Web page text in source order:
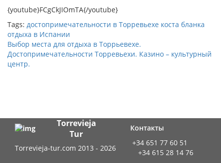
{youtube}FCgCkJIOmTA{/youtube}
Tags: достопримечательности в Торревьехе коста бланка
отдыха в Испании
Выбор места для отдыха в Торрьевехе.
Достопримечательности Торревьехи. Казино – культурный
центр.
Torrevieja
Tur
Torrevieja-tur.com 2013 - 2026
Контакты
+34 651 77 60 51
+34 615 28 14 76